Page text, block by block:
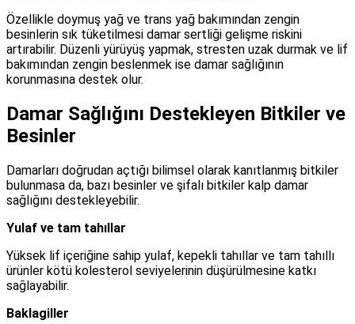
Özellikle doymuş yağ ve trans yağ bakımından zengin
besinlerin sık tüketilmesi damar sertliği gelişme riskini
artırabilir. Düzenli yürüyüş yapmak, stresten uzak durmak ve lif
bakımından zengin beslenmek ise damar sağlığının
korunmasına destek olur.
Damar Sağlığını Destekleyen Bitkiler ve
Besinler
Damarları doğrudan açtığı bilimsel olarak kanıtlanmış bitkiler
bulunmasa da, bazı besinler ve şifalı bitkiler kalp damar
sağlığını destekleyebilir.
Yulaf ve tam tahıllar
Yüksek lif içeriğine sahip yulaf, kepekli tahıllar ve tam tahıllı
ürünler kötü kolesterol seviyelerinin düşürülmesine katkı
sağlayabilir.
Baklagiller